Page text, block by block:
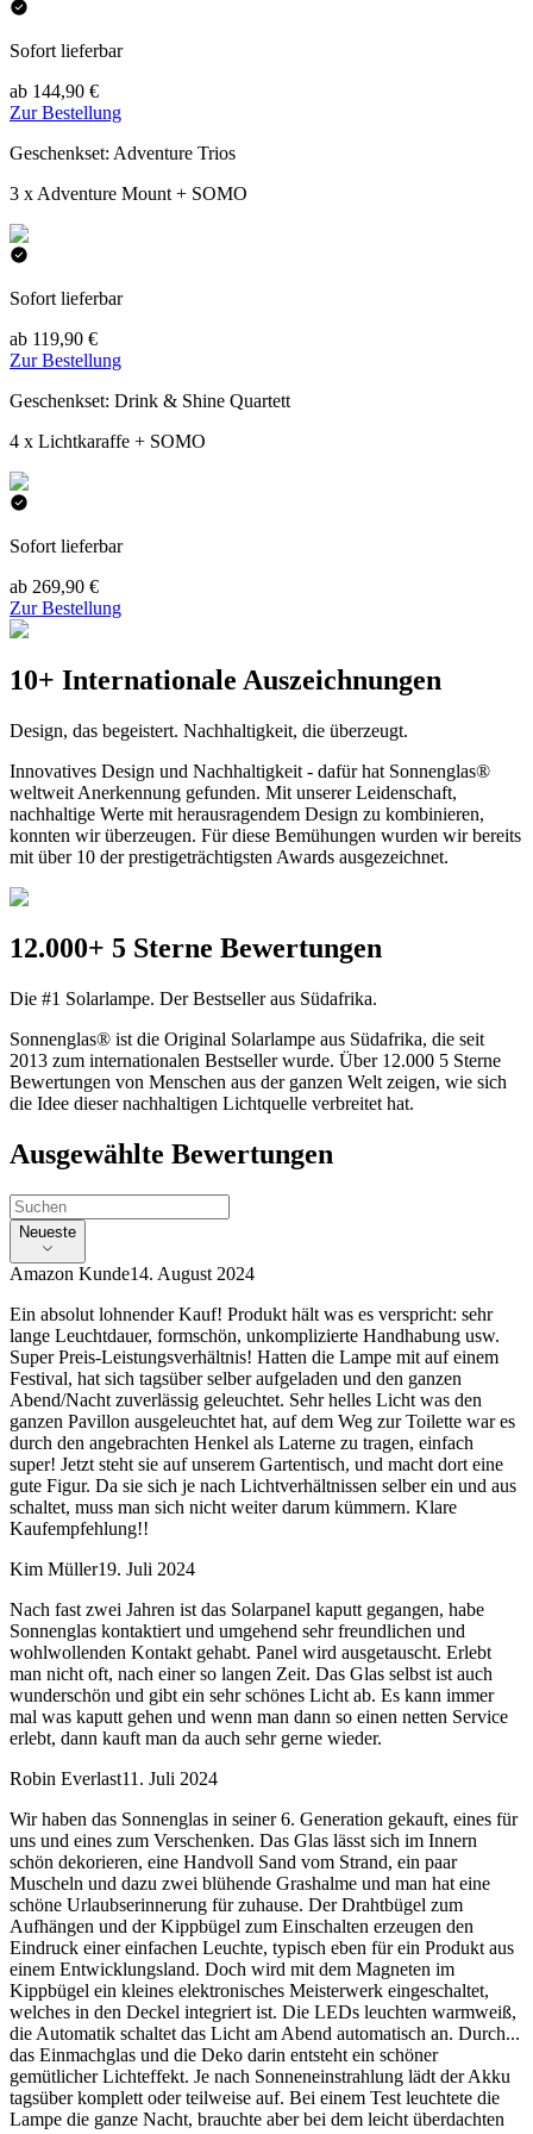
Sofort lieferbar
ab 144,90 €
Zur Bestellung
Geschenkset: Adventure Trios
3 x Adventure Mount + SOMO
Sofort lieferbar
ab 119,90 €
Zur Bestellung
Geschenkset: Drink & Shine Quartett
4 x Lichtkaraffe + SOMO
Sofort lieferbar
ab 269,90 €
Zur Bestellung
10+ Internationale Auszeichnungen
Design, das begeistert. Nachhaltigkeit, die überzeugt.
Innovatives Design und Nachhaltigkeit - dafür hat Sonnenglas®
weltweit Anerkennung gefunden. Mit unserer Leidenschaft,
nachhaltige Werte mit herausragendem Design zu kombinieren,
konnten wir überzeugen. Für diese Bemühungen wurden wir bereits
mit über 10 der prestigeträchtigsten Awards ausgezeichnet.
12.000+ 5 Sterne Bewertungen
Die #1 Solarlampe. Der Bestseller aus Südafrika.
Sonnenglas® ist die Original Solarlampe aus Südafrika, die seit
2013 zum internationalen Bestseller wurde. Über 12.000 5 Sterne
Bewertungen von Menschen aus der ganzen Welt zeigen, wie sich
die Idee dieser nachhaltigen Lichtquelle verbreitet hat.
Ausgewählte Bewertungen
Neueste
Amazon Kunde14. August 2024
Ein absolut lohnender Kauf! Produkt hält was es verspricht: sehr
lange Leuchtdauer, formschön, unkomplizierte Handhabung usw.
Super Preis-Leistungsverhältnis! Hatten die Lampe mit auf einem
Festival, hat sich tagsüber selber aufgeladen und den ganzen
Abend/Nacht zuverlässig geleuchtet. Sehr helles Licht was den
ganzen Pavillon ausgeleuchtet hat, auf dem Weg zur Toilette war es
durch den angebrachten Henkel als Laterne zu tragen, einfach
super! Jetzt steht sie auf unserem Gartentisch, und macht dort eine
gute Figur. Da sie sich je nach Lichtverhältnissen selber ein und aus
schaltet, muss man sich nicht weiter darum kümmern. Klare
Kaufempfehlung!!
Kim Müller19. Juli 2024
Nach fast zwei Jahren ist das Solarpanel kaputt gegangen, habe
Sonnenglas kontaktiert und umgehend sehr freundlichen und
wohlwollenden Kontakt gehabt. Panel wird ausgetauscht. Erlebt
man nicht oft, nach einer so langen Zeit. Das Glas selbst ist auch
wunderschön und gibt ein sehr schönes Licht ab. Es kann immer
mal was kaputt gehen und wenn man dann so einen netten Service
erlebt, dann kauft man da auch sehr gerne wieder.
Robin Everlast11. Juli 2024
Wir haben das Sonnenglas in seiner 6. Generation gekauft, eines für
uns und eines zum Verschenken. Das Glas lässt sich im Innern
schön dekorieren, eine Handvoll Sand vom Strand, ein paar
Muscheln und dazu zwei blühende Grashalme und man hat eine
schöne Urlaubserinnerung für zuhause. Der Drahtbügel zum
Aufhängen und der Kippbügel zum Einschalten erzeugen den
Eindruck einer einfachen Leuchte, typisch eben für ein Produkt aus
einem Entwicklungsland. Doch wird mit dem Magneten im
Kippbügel ein kleines elektronisches Meisterwerk eingeschaltet,
welches in den Deckel integriert ist. Die LEDs leuchten warmweiß,
die Automatik schaltet das Licht am Abend automatisch an. Durch...
das Einmachglas und die Deko darin entsteht ein schöner
gemütlicher Lichteffekt. Je nach Sonneneinstrahlung lädt der Akku
tagsüber komplett oder teilweise auf. Bei einem Test leuchtete die
Lampe die ganze Nacht, brauchte aber bei dem leicht überdachten